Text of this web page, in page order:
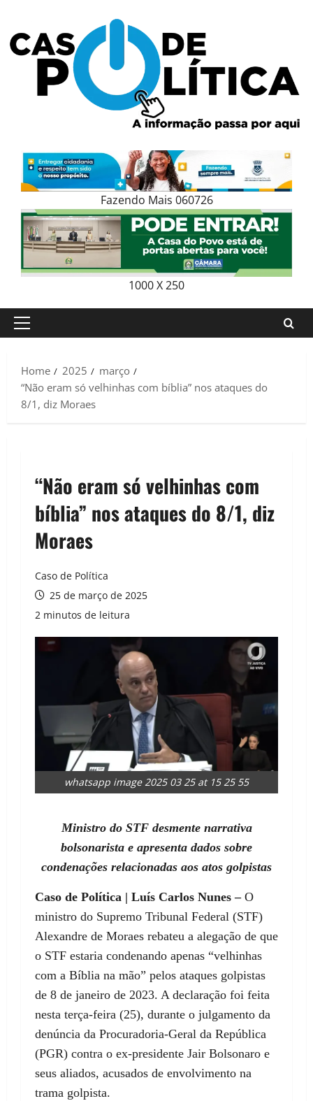
content
Fazendo Mais 060726
1000 X 250
Primary
Home
2025
março
“Não eram só velhinhas com bíblia” nos ataques do
8/1, diz Moraes
“Não eram só velhinhas com
bíblia” nos ataques do 8/1, diz
Moraes
Caso de Política
25 de março de 2025
2 minutos de leitura
whatsapp image 2025 03 25 at 15 25 55
Ministro do STF desmente narrativa
bolsonarista e apresenta dados sobre
condenações relacionadas aos atos golpistas
Caso de Política | Luís Carlos Nunes –O
ministro do Supremo Tribunal Federal (STF)
Alexandre de Moraes rebateu a alegação de que
o STF estaria condenando apenas “velhinhas
com a Bíblia na mão” pelos ataques golpistas
de 8 de janeiro de 2023. A declaração foi feita
nesta terça-feira (25), durante o julgamento da
denúncia da Procuradoria-Geral da República
(PGR) contra o ex-presidente Jair Bolsonaro e
seus aliados, acusados de envolvimento na
trama golpista.